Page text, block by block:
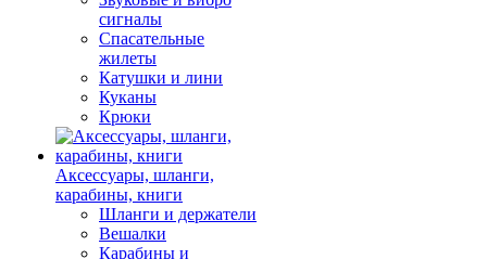
сигналы
Спасательные
жилеты
Катушки и лини
Куканы
Крюки
Аксессуары, шланги,
карабины, книги
Шланги и держатели
Вешалки
Карабины и